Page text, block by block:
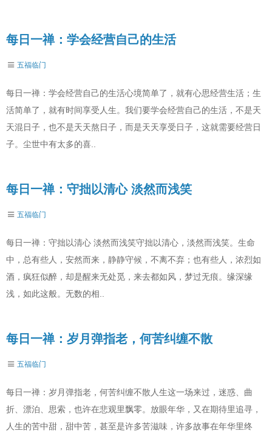
每日一禅：学会经营自己的生活
五福临门
每日一禅：学会经营自己的生活心境简单了，就有心思经营生活；生
活简单了，就有时间享受人生。我们要学会经营自己的生活，不是天
天混日子，也不是天天熬日子，而是天天享受日子，这就需要经营日
子。尘世中有太多的喜..
每日一禅：守拙以清心 淡然而浅笑
五福临门
每日一禅：守拙以清心 淡然而浅笑守拙以清心，淡然而浅笑。生命
中，总有些人，安然而来，静静守候，不离不弃；也有些人，浓烈如
酒，疯狂似醉，却是醒来无处觅，来去都如风，梦过无痕。缘深缘
浅，如此这般。无数的相..
每日一禅：岁月弹指老，何苦纠缠不散
五福临门
每日一禅：岁月弹指老，何苦纠缠不散人生这一场来过，迷惑、曲
折、漂泊、思索，也许在悲观里飘零。放眼年华，又在期待里追寻，
人生的苦中甜，甜中苦，甚至是许多苦滋味，许多故事在年华里终